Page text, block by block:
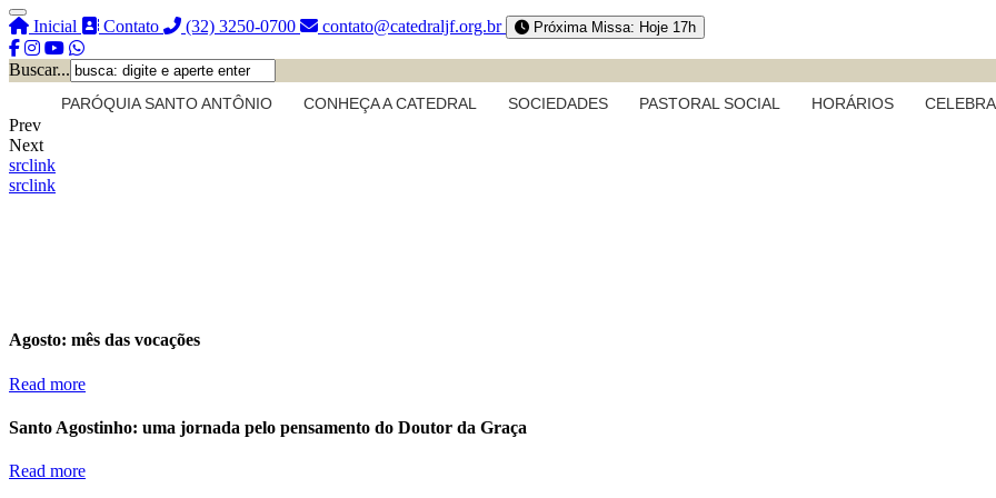
Inicial Contato (32) 3250-0700 contato@catedraljf.org.br Próxima Missa: Hoje 17h
Buscar...
PARÓQUIA SANTO ANTÔNIO CONHEÇA A CATEDRAL SOCIEDADES PASTORAL SOCIAL HORÁRIOS
Prev
Next
srclink
srclink
Agosto: mês das vocações
Read more
Santo Agostinho: uma jornada pelo pensamento do Doutor da Graça
Read more